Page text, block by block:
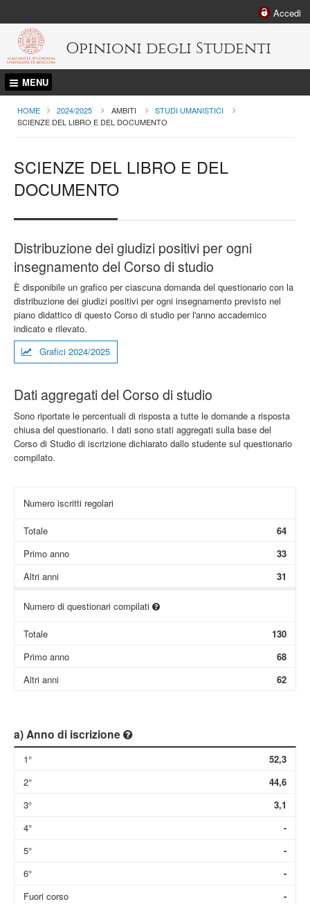
Accedi
Opinioni degli Studenti
MENU
HOME 2024/2025 AMBITI
STUDI UMANISTICI
CURRENT:
SCIENZE DEL LIBRO E DEL DOCUMENTO
SCIENZE DEL LIBRO E DEL
DOCUMENTO
Distribuzione dei giudizi positivi per ogni
insegnamento del Corso di studio
È disponibile un grafico per ciascuna domanda del questionario con la
distribuzione dei giudizi positivi per ogni insegnamento previsto nel
piano didattico di questo Corso di studio per l'anno accademico
indicato e rilevato.
Grafici 2024/2025
Dati aggregati del Corso di studio
Sono riportate le percentuali di risposta a tutte le domande a risposta
chiusa del questionario. I dati sono stati aggregati sulla base del
Corso di Studio di iscrizione dichiarato dallo studente sul questionario
compilato.
Numero iscritti regolari
Totale
64
Primo anno
33
Altri anni
31
Numero di questionari compilati
Totale
130
Primo anno
68
Altri anni
62
a) Anno di iscrizione
1°
2°
3°
4°
5°
6°
Fuori corso
52,3
44,6
3,1
-
-
-
-